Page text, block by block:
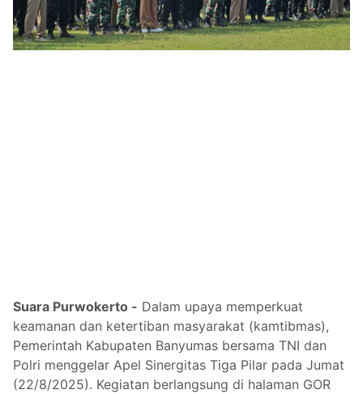
Suara Purwokerto - Dalam upaya memperkuat
keamanan dan ketertiban masyarakat (kamtibmas),
Pemerintah Kabupaten Banyumas bersama TNI dan
Polri menggelar Apel Sinergitas Tiga Pilar pada Jumat
(22/8/2025). Kegiatan berlangsung di halaman GOR